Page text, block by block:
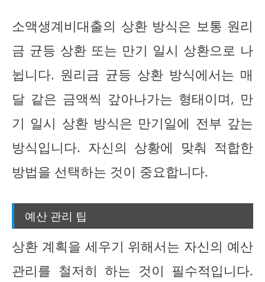
소액생계비대출의 상환 방식은 보통 원리
금 균등 상환 또는 만기 일시 상환으로 나
뉩니다. 원리금 균등 상환 방식에서는 매
달 같은 금액씩 갚아나가는 형태이며, 만
기 일시 상환 방식은 만기일에 전부 갚는
방식입니다. 자신의 상황에 맞춰 적합한
방법을 선택하는 것이 중요합니다.
예산 관리 팁
상환 계획을 세우기 위해서는 자신의 예산
관리를 철저히 하는 것이 필수적입니다.